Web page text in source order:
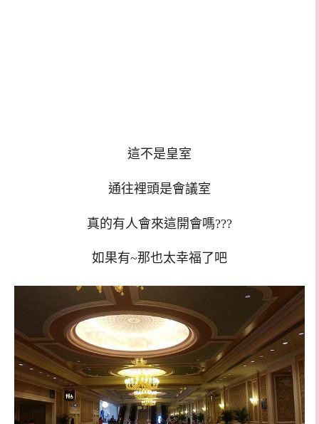
這不是皇室
通往裡頭是會議室
真的有人會來這開會嗎???
如果有~那也太幸福了吧